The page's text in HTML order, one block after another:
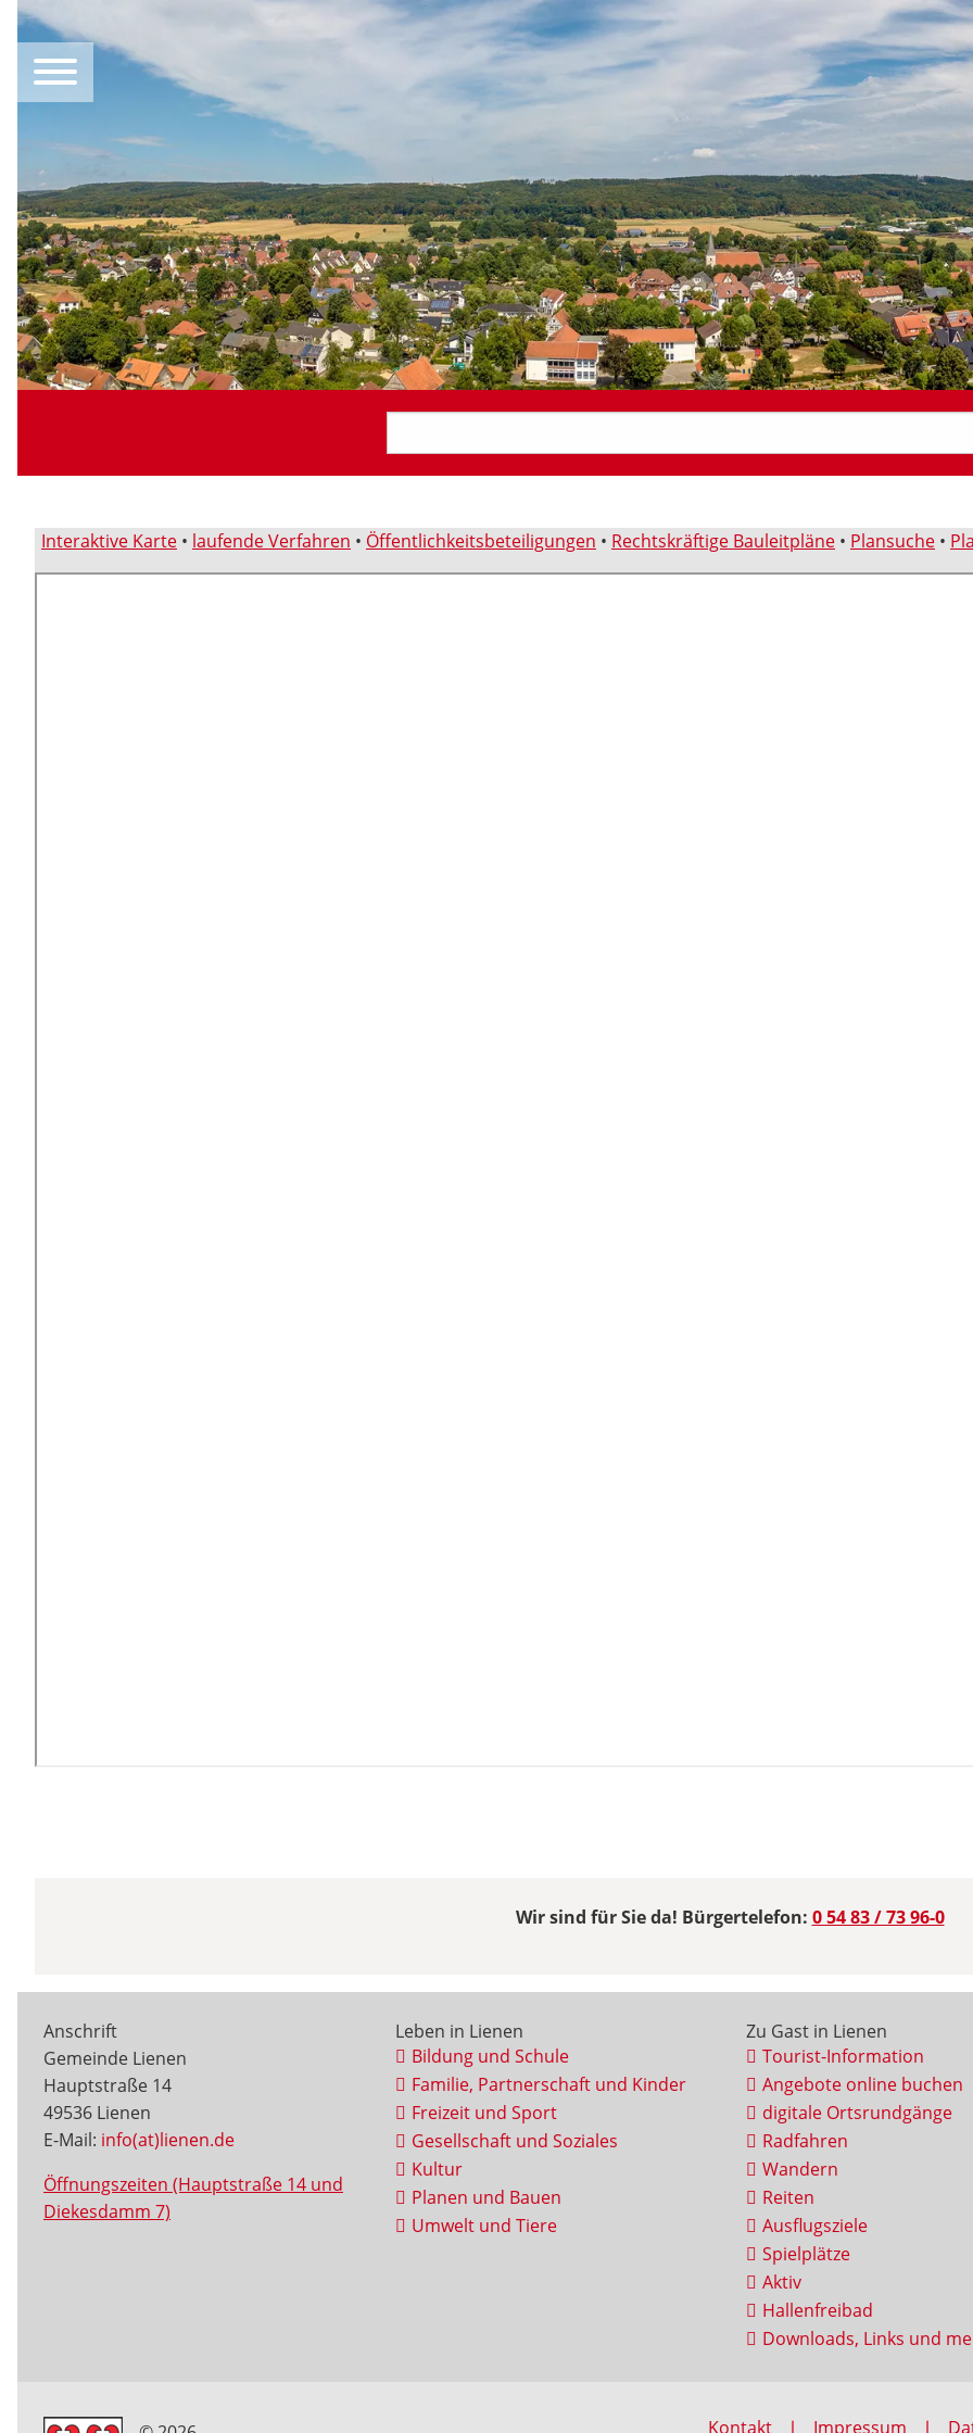
Interaktive Karte • laufende Verfahren • Öffentlichkeitsbeteiligungen • Rechtskräftige Bauleitpläne • Plansuche •
Wir sind für Sie da! Bürgertelefon: 0 54 83 / 73 96-0
Anschrift
Gemeinde Lienen
Hauptstraße 14
49536 Lienen
E-Mail: info(at)lienen.de
Öffnungszeiten (Hauptstraße 14 und
Diekesdamm 7)
Leben in Lienen
Bildung und Schule
Familie, Partnerschaft und Kinder
Freizeit und Sport
Gesellschaft und Soziales
Kultur
Planen und Bauen
Umwelt und Tiere
Zu Gast in Lienen
Tourist-Information
Angebote online buchen
digitale Ortsrundgänge
Radfahren
Wandern
Reiten
Ausflugsziele
Spielplätze
Aktiv
Hallenfreibad
Downloads, Links und
Kontakt Impressum